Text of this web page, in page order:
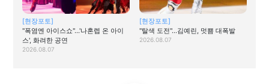
[현장포토]
"폭염엔 아이스쇼"…'나혼렙 온 아이
스', 화려한 공연
2026.08.07
[현장포토]
"탈색 도전"…김예린, 멋쁨 대폭발
2026.08.07